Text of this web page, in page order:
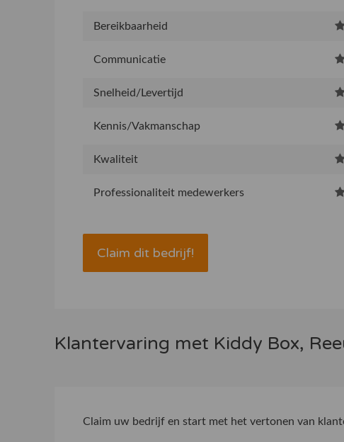
Bereikbaarheid
Communicatie
Snelheid/Levertijd
Kennis/Vakmanschap
Kwaliteit
Professionaliteit medewerkers
Claim dit bedrijf!
Klantervaring met Kiddy Box,
Claim uw bedrijf en start met het vertonen van